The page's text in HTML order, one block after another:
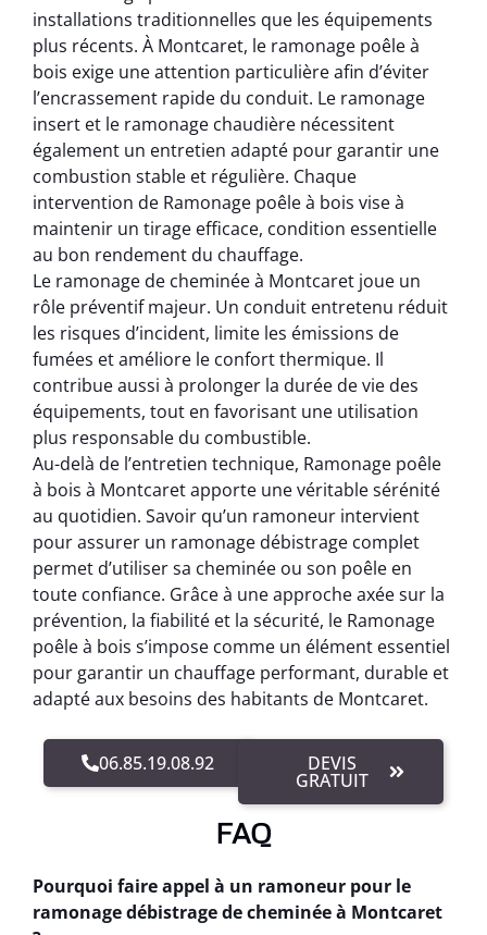
installations traditionnelles que les équipements
plus récents. À Montcaret, le ramonage poêle à
bois exige une attention particulière afin d’éviter
l’encrassement rapide du conduit. Le ramonage
insert et le ramonage chaudière nécessitent
également un entretien adapté pour garantir une
combustion stable et régulière. Chaque
intervention de Ramonage poêle à bois vise à
maintenir un tirage efficace, condition essentielle
au bon rendement du chauffage.
Le ramonage de cheminée à Montcaret joue un
rôle préventif majeur. Un conduit entretenu réduit
les risques d’incident, limite les émissions de
fumées et améliore le confort thermique. Il
contribue aussi à prolonger la durée de vie des
équipements, tout en favorisant une utilisation
plus responsable du combustible.
Au-delà de l’entretien technique, Ramonage poêle
à bois à Montcaret apporte une véritable sérénité
au quotidien. Savoir qu’un ramoneur intervient
pour assurer un ramonage débistrage complet
permet d’utiliser sa cheminée ou son poêle en
toute confiance. Grâce à une approche axée sur la
prévention, la fiabilité et la sécurité, le Ramonage
poêle à bois s’impose comme un élément essentiel
pour garantir un chauffage performant, durable et
adapté aux besoins des habitants de Montcaret.
06.85.19.08.92 DEVIS
GRATUIT
FAQ
Pourquoi faire appel à un ramoneur pour le
ramonage débistrage de cheminée à Montcaret